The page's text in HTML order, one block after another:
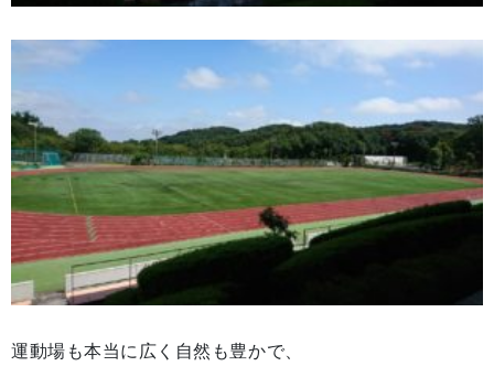
運動場も本当に広く自然も豊かで、